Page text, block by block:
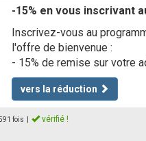
-15% en vous inscrivant
Inscrivez-vous au
l'offre de bienvenue :
- 15% de remise sur votre
vers la réduction
fois vérifié !